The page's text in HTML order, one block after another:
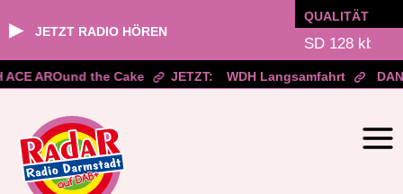
▶ JETZT RADIO HÖREN
QUALITÄT
AROund the Cake JETZT: WDH Langsamfahrt
springen